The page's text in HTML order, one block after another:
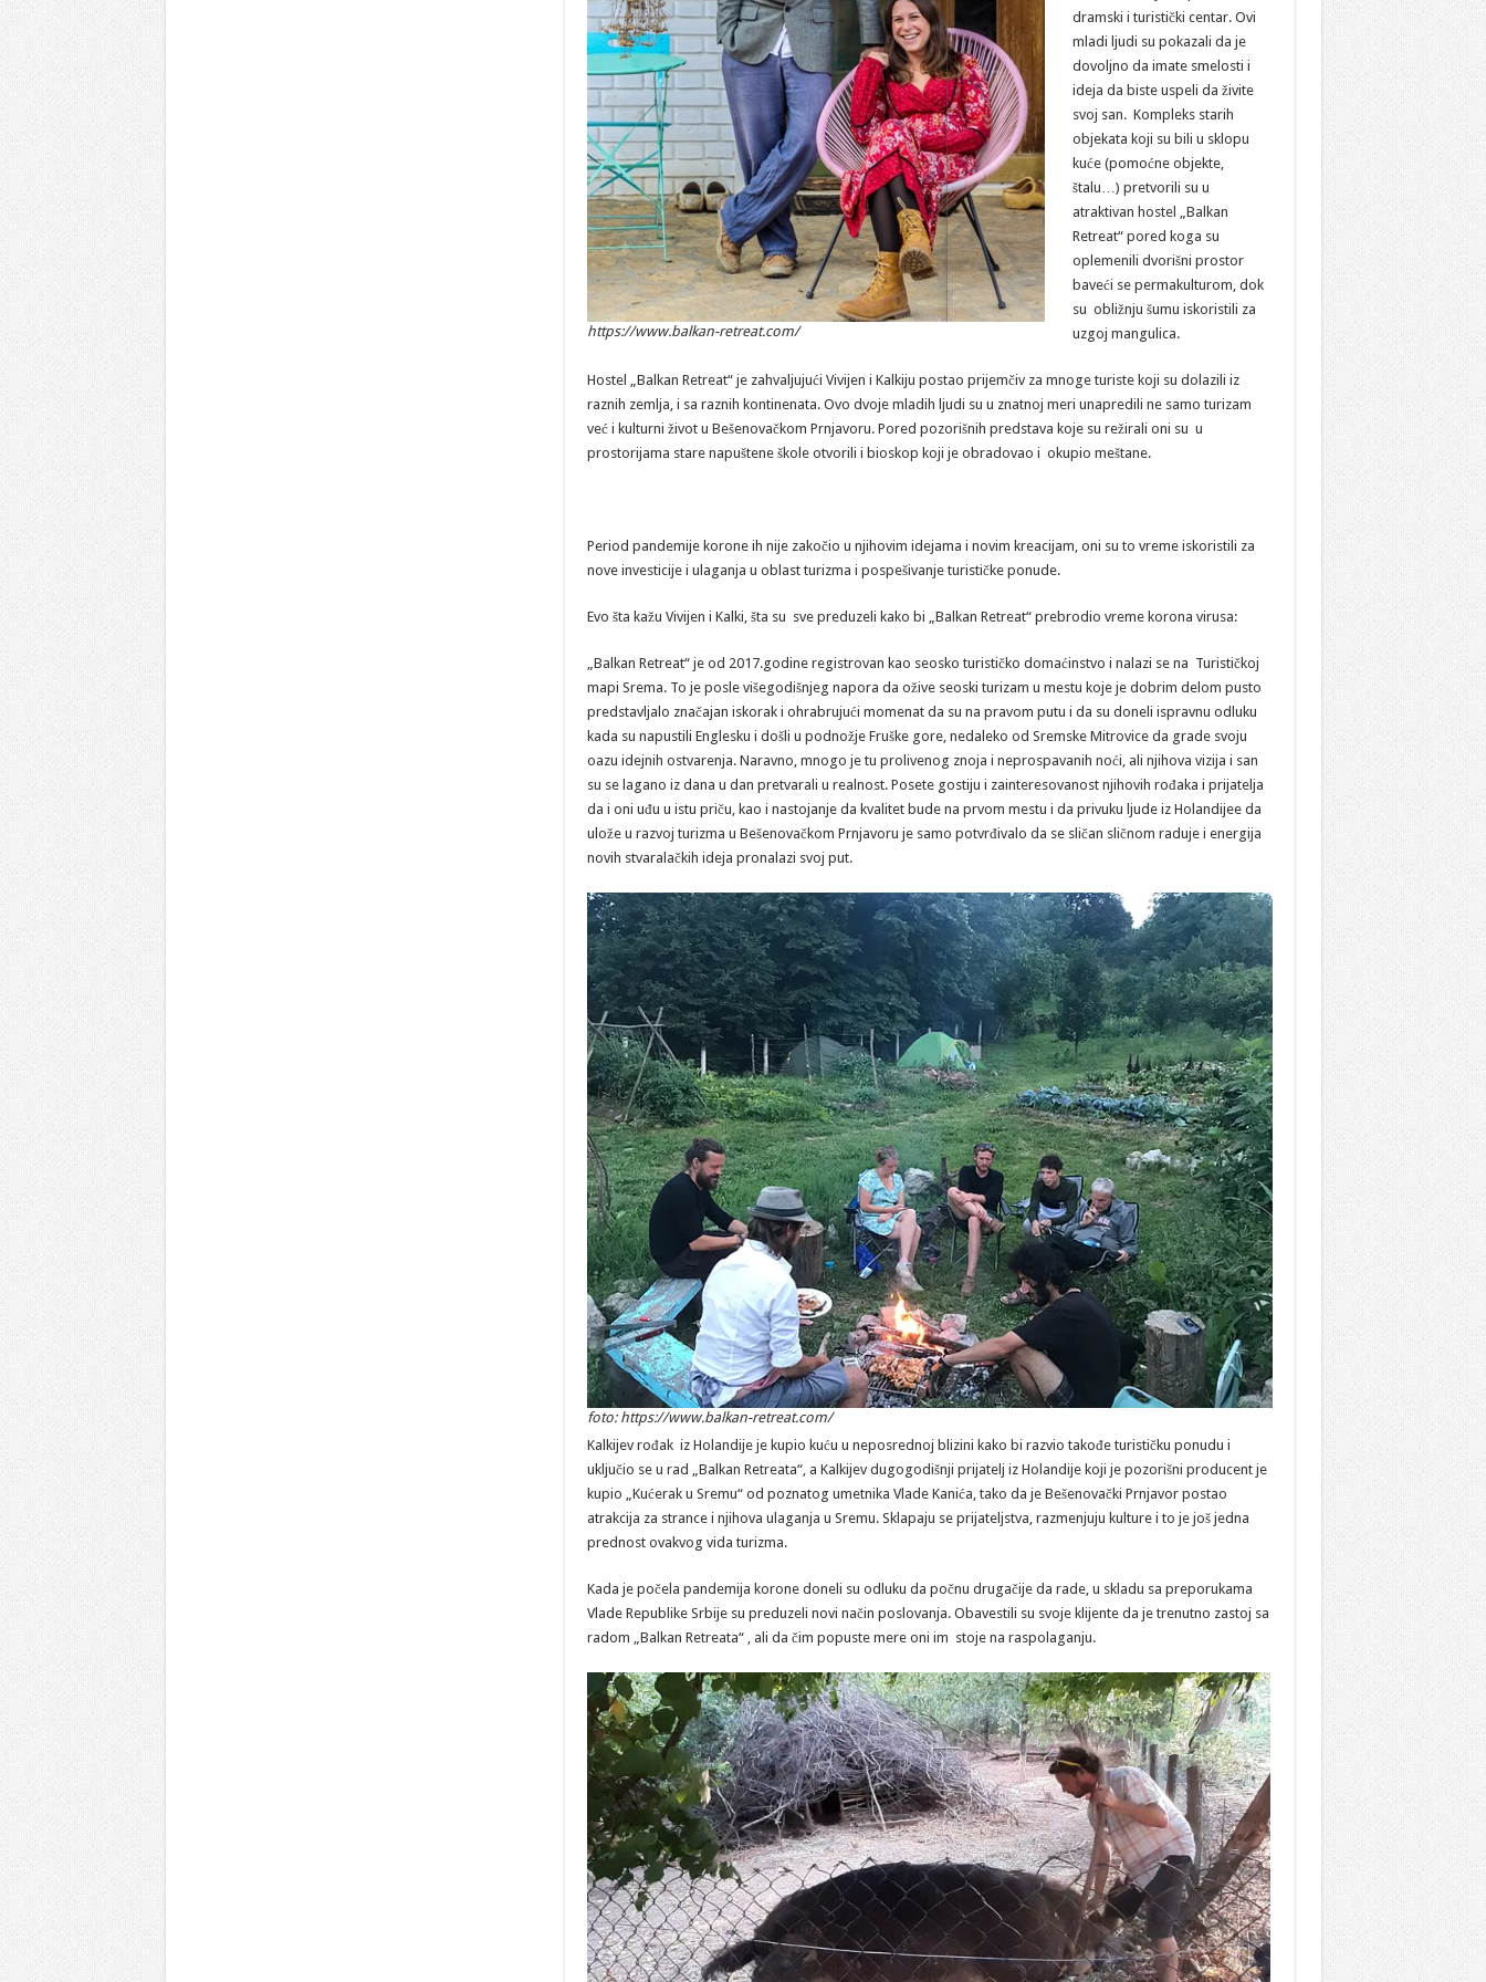
https://www.balkan-retreat.com/
dramski i turistički centar. Ovi
mladi ljudi su pokazali da je
dovoljno da imate smelosti i
ideja da biste uspeli da živite
svoj san. Kompleks starih
objekata koji su bili u sklopu
kuće (pomoćne objekte,
štalu…) pretvorili su u
atraktivan hostel „Balkan
Retreat“ pored koga su
oplemenili dvorišni prostor
baveći se permakulturom, dok
su obližnju šumu iskoristili za
uzgoj mangulica.
Hostel „Balkan Retreat“ je zahvaljujući Vivijen i Kalkiju postao prijemčiv za mnoge turiste koji su dolazili iz
raznih zemlja, i sa raznih kontinenata. Ovo dvoje mladih ljudi su u znatnoj meri unapredili ne samo turizam
već i kulturni život u Bešenovačkom Prnjavoru. Pored pozorišnih predstava koje su režirali oni su u
prostorijama stare napuštene škole otvorili i bioskop koji je obradovao i okupio meštane.
Period pandemije korone ih nije zakočio u njihovim idejama i novim kreacijam, oni su to vreme iskoristili za
nove investicije i ulaganja u oblast turizma i pospešivanje turističke ponude.
Evo šta kažu Vivijen i Kalki, šta su sve preduzeli kako bi „Balkan Retreat“ prebrodio vreme korona virusa:
„Balkan Retreat“ je od 2017.godine registrovan kao seosko turističko domaćinstvo i nalazi se na Turističkoj
mapi Srema. To je posle višegodišnjeg napora da ožive seoski turizam u mestu koje je dobrim delom pusto
predstavljalo značajan iskorak i ohrabrujući momenat da su na pravom putu i da su doneli ispravnu odluku
kada su napustili Englesku i došli u podnožje Fruške gore, nedaleko od Sremske Mitrovice da grade svoju
oazu idejnih ostvarenja. Naravno, mnogo je tu prolivenog znoja i neprospavanih noći, ali njihova vizija i san
su se lagano iz dana u dan pretvarali u realnost. Posete gostiju i zainteresovanost njihovih rođaka i prijatelja
da i oni uđu u istu priču, kao i nastojanje da kvalitet bude na prvom mestu i da privuku ljude iz Holandijee da
ulože u razvoj turizma u Bešenovačkom Prnjavoru je samo potvrđivalo da se sličan sličnom raduje i energija
novih stvaralačkih ideja pronalazi svoj put.
foto: https://www.balkan-retreat.com/
Kalkijev rođak iz Holandije je kupio kuću u neposrednoj blizini kako bi razvio takođe turističku ponudu i
uključio se u rad „Balkan Retreata“, a Kalkijev dugogodišnji prijatelj iz Holandije koji je pozorišni producent je
kupio „Kućerak u Sremu“ od poznatog umetnika Vlade Kanića, tako da je Bešenovački Prnjavor postao
atrakcija za strance i njihova ulaganja u Sremu. Sklapaju se prijateljstva, razmenjuju kulture i to je još jedna
prednost ovakvog vida turizma.
Kada je počela pandemija korone doneli su odluku da počnu drugačije da rade, u skladu sa preporukama
Vlade Republike Srbije su preduzeli novi način poslovanja. Obavestili su svoje klijente da je trenutno zastoj sa
radom „Balkan Retreata“ , ali da čim popuste mere oni im stoje na raspolaganju.